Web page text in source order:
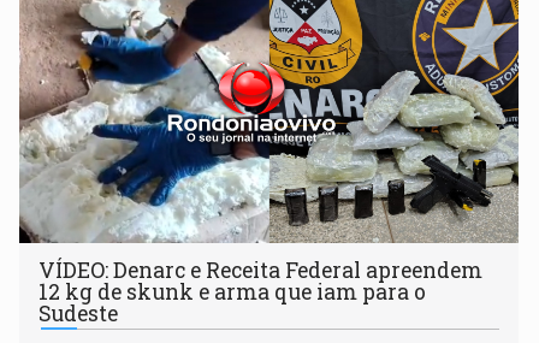
VÍDEO: Denarc e Receita Federal apreendem
12 kg de skunk e arma que iam para o
Sudeste